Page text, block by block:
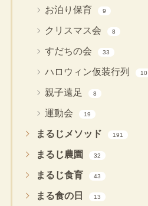
お泊り保育 9
クリスマス会 8
すだちの会 33
ハロウィン仮装行列 10
親子遠足 8
運動会 19
まるじメソッド 191
まるじ農園 32
まるじ食育 43
まる食の日 13